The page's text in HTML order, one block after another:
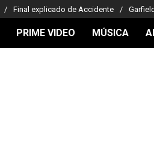
Final explicado de Accidente
PRIME VIDEO MÚSICA